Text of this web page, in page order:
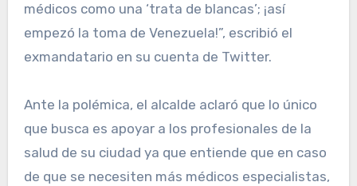
médicos como una ‘trata de blancas’; ¡así
empezó la toma de Venezuela!”, escribió el
exmandatario en su cuenta de Twitter.
Ante la polémica, el alcalde aclaró que lo único
que busca es apoyar a los profesionales de la
salud de su ciudad ya que entiende que en caso
de que se necesiten más médicos especialistas,